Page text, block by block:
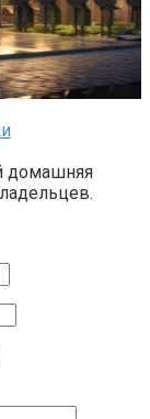
домашняя